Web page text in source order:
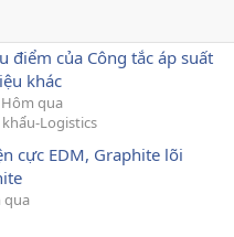
điểm của Công tắc áp suất
khác
Hôm qua
Logistics
cực EDM, Graphite lõi
qua